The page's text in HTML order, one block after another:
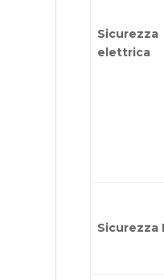
Sicurezza
elettrica
Sicurezza